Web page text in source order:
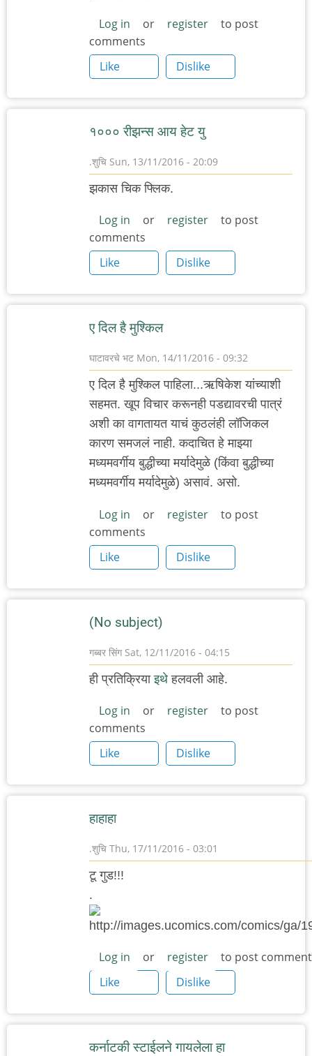
Log in or register
to post
comments
Like
Dislike
१००० रीझन्स आय हेट यु
.शुचि Sun, 13/11/2016 - 20:09
झकास चिक फ्लिक.
Log in or register
to post
comments
Like
Dislike
ए दिल है मुश्किल
घाटावरचे भट Mon, 14/11/2016 - 09:32
ए दिल है मुश्किल पाहिला...ऋषिकेश यांच्याशी
सहमत. खूप विचार करूनही पडद्यावरची पात्रं
अशी का वागतायत याचं कुठलंही लॉजिकल
कारण समजलं नाही. कदाचित हे माझ्या
मध्यमवर्गीय बुद्धीच्या मर्यादेमुळे (किंवा बुद्धीच्या
मध्यमवर्गीय मर्यादेमुळे) असावं. असो.
Log in or register
to post
comments
Like
Dislike
(No subject)
गब्बर सिंगSat, 12/11/2016 - 04:15
ही प्रतिक्रियाइथे हलवली आहे.
Log in or register
to post
comments
Like
Dislike
हाहाहा
.शुचि Thu, 17/11/2016 - 03:01
टू गुड!!!
.
Log in or register
to post
Like
Dislike
कर्नाटकी स्टाईलने गायलेला हा